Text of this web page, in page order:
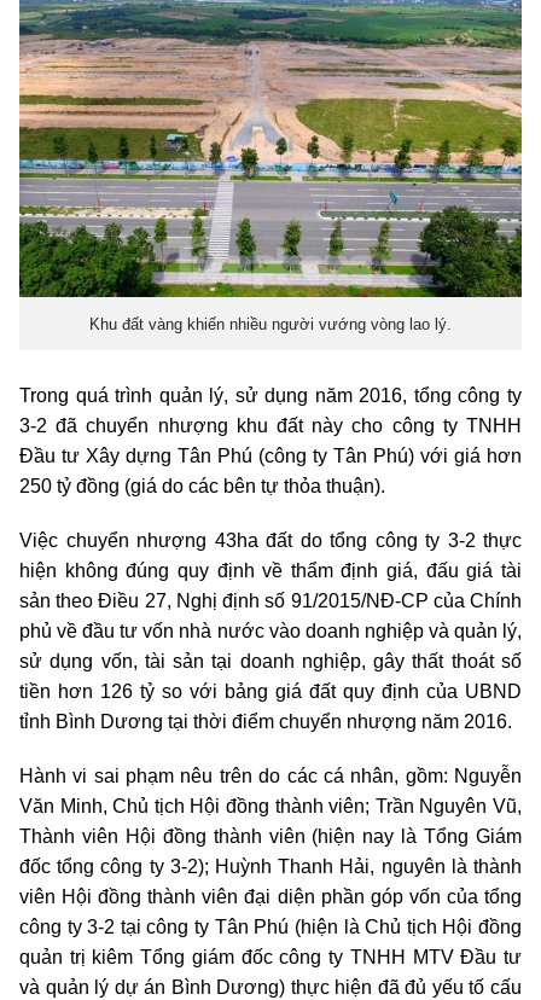
Khu đất vàng khiến nhiều người vướng vòng lao lý.
Trong quá trình quản lý, sử dụng năm 2016, tổng công ty
3-2 đã chuyển nhượng khu đất này cho công ty TNHH
Đầu tư Xây dựng Tân Phú (công ty Tân Phú) với giá hơn
250 tỷ đồng (giá do các bên tự thỏa thuận).
Việc chuyển nhượng 43ha đất do tổng công ty 3-2 thực
hiện không đúng quy định về thẩm định giá, đấu giá tài
sản theo Điều 27, Nghị định số 91/2015/NĐ-CP của Chính
phủ về đầu tư vốn nhà nước vào doanh nghiệp và quản lý,
sử dụng vốn, tài sản tại doanh nghiệp, gây thất thoát số
tiền hơn 126 tỷ so với bảng giá đất quy định của UBND
tỉnh Bình Dương tại thời điểm chuyển nhượng năm 2016.
Hành vi sai phạm nêu trên do các cá nhân, gồm: Nguyễn
Văn Minh, Chủ tịch Hội đồng thành viên; Trần Nguyên Vũ,
Thành viên Hội đồng thành viên (hiện nay là Tổng Giám
đốc tổng công ty 3-2); Huỳnh Thanh Hải, nguyên là thành
viên Hội đồng thành viên đại diện phần góp vốn của tổng
công ty 3-2 tại công ty Tân Phú (hiện là Chủ tịch Hội đồng
quản trị kiêm Tổng giám đốc công ty TNHH MTV Đầu tư
và quản lý dự án Bình Dương) thực hiện đã đủ yếu tố cấu